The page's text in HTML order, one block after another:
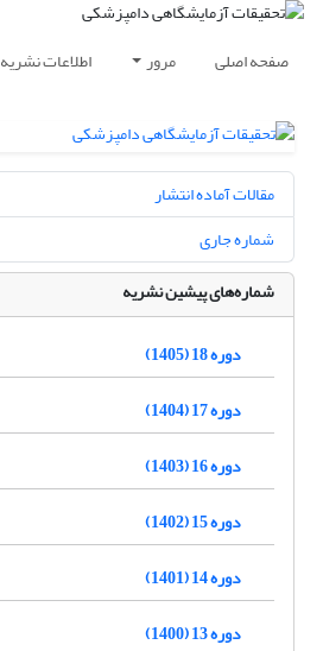
صفحه اصلی مرور اطلاعات نشریه
مقالات آماده انتشار
شماره جاری
شماره‌های پیشین نشریه
دوره 18 (1405)
دوره 17 (1404)
دوره 16 (1403)
دوره 15 (1402)
دوره 14 (1401)
دوره 13 (1400)